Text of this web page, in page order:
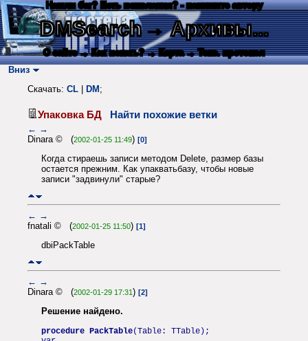
Нашли баг? Есть пожелания? - напишите автору
DMSearch→ Архивы...
О сайте → Как искать? → Карта → Текс. протокол
Вниз
Скачать: CL DM ;
Упаковка БД Найти похожие ветки
← →
Dinara © (2002-01-25 11:49) [0]
Когда стираешь записи методом Delete, размер базы
остается прежним. Как упакватьбазу, чтобы новые
записи "задвинули" старые?
← →
fnatali © (2002-01-25 11:50) [1]
dbiPackTable
← →
Dinara © (2002-01-29 17:31) [2]
Решение найдено.
procedure PackTable(Table: TTable);